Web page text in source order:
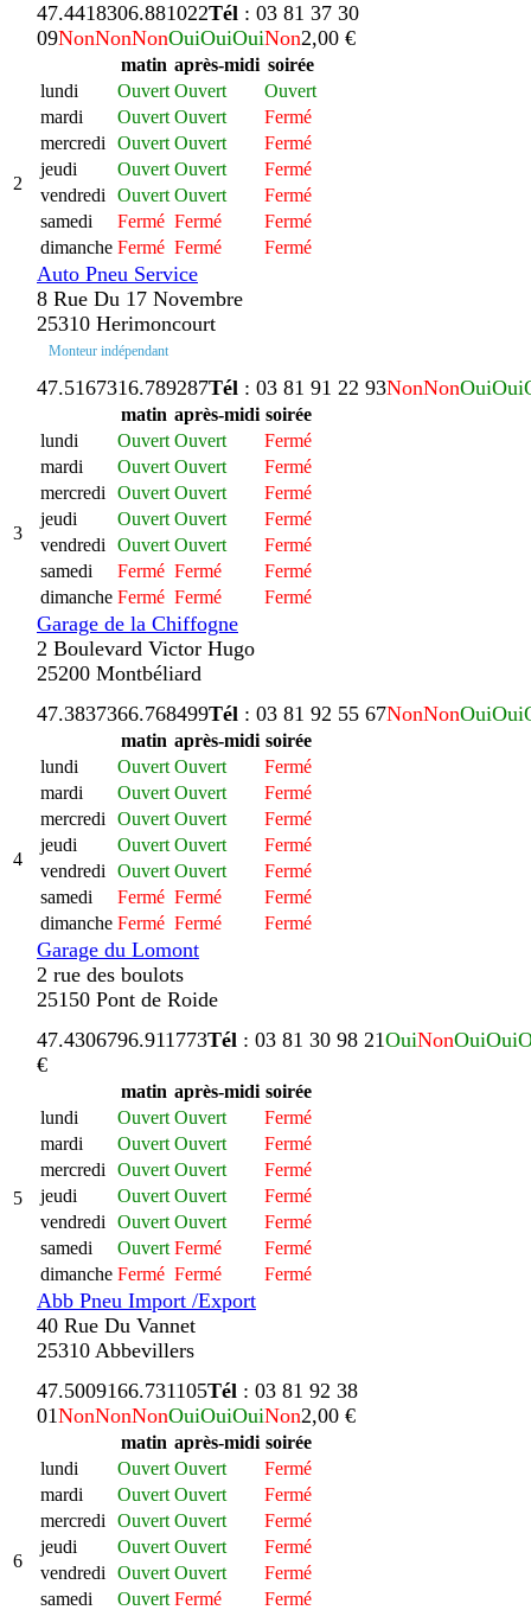
2
47.4418306.881022Tél : 03 81 37 30
09NonNonNonOuiOuiOuiNon2,00 €
matin après-midi soirée
lundi
Ouvert Ouvert
Ouvert
mardi
Ouvert Ouvert
Fermé
mercredi
Ouvert Ouvert
Fermé
jeudi
Ouvert Ouvert
Fermé
vendredi
Ouvert Ouvert
Fermé
samedi
Fermé Fermé
Fermé
dimanche Fermé Fermé Fermé
Auto Pneu Service
8 Rue Du 17 Novembre
25310 Herimoncourt
Monteur indépendant
3
47.5167316.789287Tél : 03 81 91 22 93NonNonOuiOui
matin après-midi soirée
lundi
Ouvert Ouvert
Fermé
mardi
Ouvert Ouvert
Fermé
mercredi
Ouvert Ouvert
Fermé
jeudi
Ouvert Ouvert
Fermé
vendredi
Ouvert Ouvert
Fermé
samedi
Fermé Fermé
Fermé
dimanche Fermé Fermé Fermé
Garage de la Chiffogne
2 Boulevard Victor Hugo
25200 Montbéliard
4
47.3837366.768499Tél : 03 81 92 55 67NonNonOuiOui
matin après-midi soirée
lundi
Ouvert Ouvert
Fermé
mardi
Ouvert Ouvert
Fermé
mercredi
Ouvert Ouvert
Fermé
jeudi
Ouvert Ouvert
Fermé
vendredi
Ouvert Ouvert
Fermé
samedi
Fermé Fermé
Fermé
dimanche Fermé Fermé Fermé
Garage du Lomont
2 rue des boulots
25150 Pont de Roide
5
47.4306796.911773Tél : 03 81 30 98 21OuiNonOuiOui
€
matin après-midi soirée
lundi
Ouvert Ouvert
Fermé
mardi
Ouvert Ouvert
Fermé
mercredi
Ouvert Ouvert
Fermé
jeudi
Ouvert Ouvert
Fermé
vendredi
Ouvert Ouvert
Fermé
samedi
Ouvert Fermé
Fermé
dimanche Fermé Fermé Fermé
Abb Pneu Import /Export
40 Rue Du Vannet
25310 Abbevillers
6
47.5009166.731105Tél : 03 81 92 38
01NonNonNonOuiOuiOuiNon2,00 €
matin après-midi soirée
lundi
Ouvert Ouvert
Fermé
mardi
Ouvert Ouvert
Fermé
mercredi
Ouvert Ouvert
Fermé
jeudi
Ouvert Ouvert
Fermé
vendredi
Ouvert Ouvert
Fermé
samedi
Ouvert Fermé
Fermé